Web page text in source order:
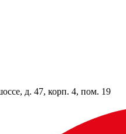
д. 47, корп. 4, пом. 19